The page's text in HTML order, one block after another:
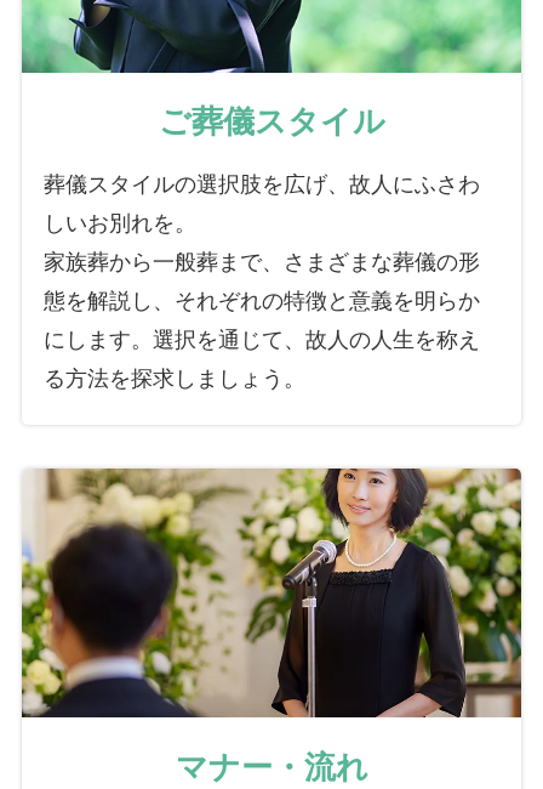
ご葬儀スタイル
葬儀スタイルの選択肢を広げ、故人にふさわ
しいお別れを。
家族葬から一般葬まで、さまざまな葬儀の形
態を解説し、それぞれの特徴と意義を明らか
にします。選択を通じて、故人の人生を称え
る方法を探求しましょう。
マナー・流れ